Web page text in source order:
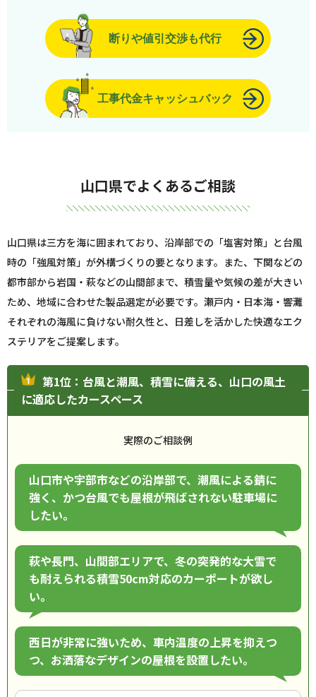
断りや値引交渉も代行
工事代金キャッシュバック
山口県でよくあるご相談
山口県は三方を海に囲まれており、沿岸部での「塩害対策」と台風
時の「強風対策」が外構づくりの要となります。また、下関などの
都市部から岩国・萩などの山間部まで、積雪量や気候の差が大きい
ため、地域に合わせた製品選定が必要です。瀬戸内・日本海・響灘
それぞれの海風に負けない耐久性と、日差しを活かした快適なエク
ステリアをご提案します。
第1位：台風と潮風、積雪に備える、山口の風土
に適応したカースペース
実際のご相談例
山口市や宇部市などの沿岸部で、潮風による錆に
強く、かつ台風でも屋根が飛ばされない駐車場に
したい。
萩や長門、山間部エリアで、冬の突発的な大雪で
も耐えられる積雪50cm対応のカーポートが欲し
い。
西日が非常に強いため、車内温度の上昇を抑えつ
つ、お洒落なデザインの屋根を設置したい。